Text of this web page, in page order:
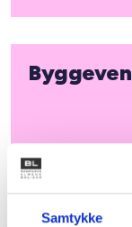
Samtykke
Byggeven